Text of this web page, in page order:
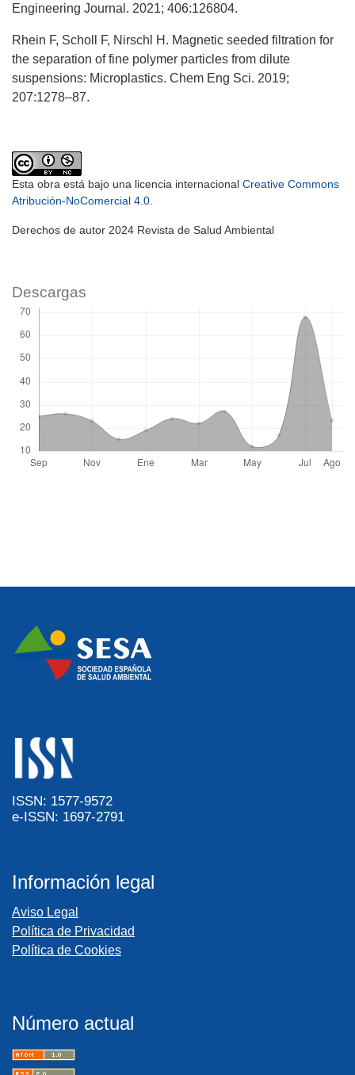
Engineering Journal. 2021; 406:126804.
Rhein F, Scholl F, Nirschl H. Magnetic seeded filtration for
the separation of fine polymer particles from dilute
suspensions: Microplastics. Chem Eng Sci. 2019;
207:1278–87.
Esta obra está bajo una licencia internacional Creative Commons
Atribución-NoComercial 4.0.
Derechos de autor 2024 Revista de Salud Ambiental
Descargas
ISSN: 1577-9572
e-ISSN: 1697-2791
Información legal
Aviso Legal
Política de Privacidad
Política de Cookies
Número actual